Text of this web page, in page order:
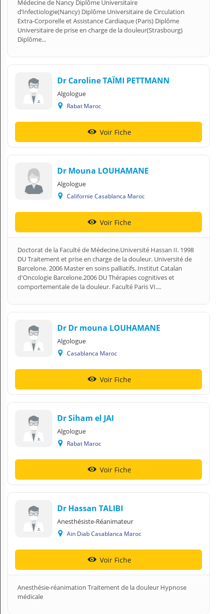
Médecine de Nancy Diplôme Universitaire
d’Infectiologie(Nancy) Diplôme Universitaire de Circulation
Extra-Corporelle et Assistance Cardiaque (Paris) Diplôme
Universitaire de prise en charge de la douleur(Strasbourg)
Diplôme...
Dr Caroline TAÏMI PETTMANN
Algologue
Rabat Maroc
Voir Fiche
Dr Mouna LOUHAMANE
Algologue
Californie Casablanca Maroc
Voir Fiche
Doctorat de la Faculté de Médecine.Université Hassan II. 1998
DU Traitement et prise en charge de la douleur. Université de
Barcelone. 2006 Master en soins palliatifs. Institut Catalan
d'Oncologie Barcelone.2006 DU Thérapies cognitives et
comportementale de la douleur. Faculté Paris VI....
Dr Dr mouna LOUHAMANE
Algologue
Casablanca Maroc
Voir Fiche
Dr Siham el JAI
Algologue
Rabat Maroc
Voir Fiche
Dr Hassan TALIBI
Anesthésiste-Réanimateur
Aïn Diab Casablanca Maroc
Voir Fiche
Anesthésie-réanimation Traitement de la douleur Hypnose
médicale